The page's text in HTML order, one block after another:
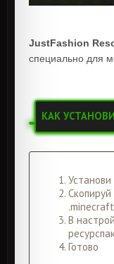
JustFashion
специально для
КАК
Установи
Скопируй
В
ресурспак
Готово